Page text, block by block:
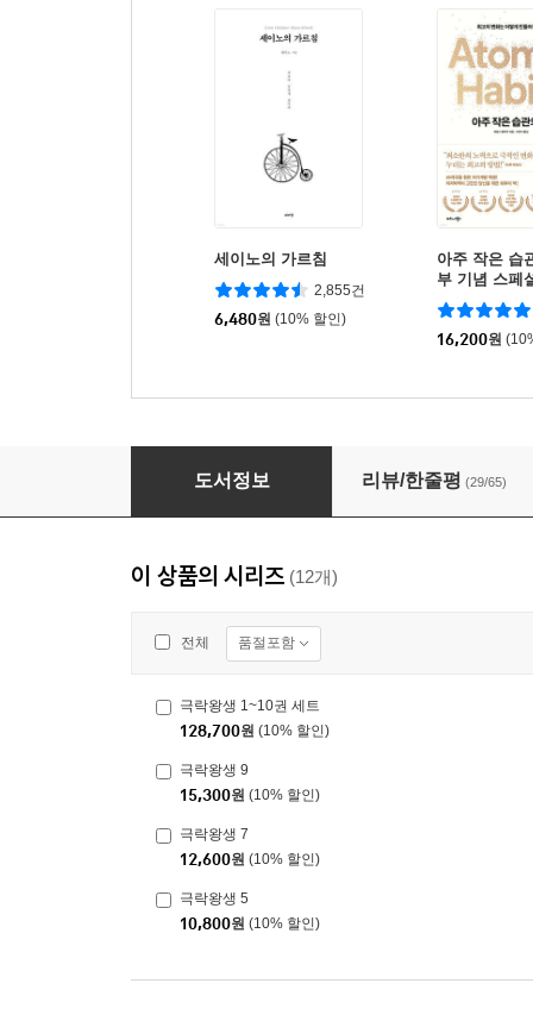
세이노의 가르침
2,855건
6,480원 (10% 할인)
아주 작은 습
부 기념 스페
16,200원
극락왕생 1
도서정보 리뷰/한줄평 (29/65)
이 상품의 시리즈 (12개)
전체 품절포함
극락왕생 1~10권 세트
128,700원 (10% 할인)
극락왕생 9
15,300원 (10% 할인)
극락왕생 7
12,600원 (10% 할인)
극락왕생 5
10,800원 (10% 할인)